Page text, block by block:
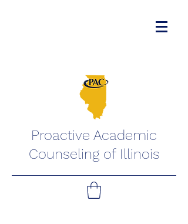
Proactive Academic
Counseling of Illinois